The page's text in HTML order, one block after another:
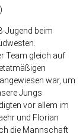
Jugend beim
Team gleich auf
war, um
Jungs
vor allem im
und Florian
die Mannschaft